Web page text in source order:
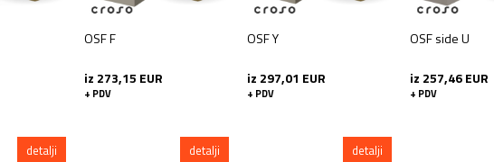
detalji
OSF F
iz 273,15 EUR
+ PDV
detalji
OSF Y
iz 297,01 EUR
+ PDV
detalji
OSF side U
iz 257,46 EUR
+ PDV